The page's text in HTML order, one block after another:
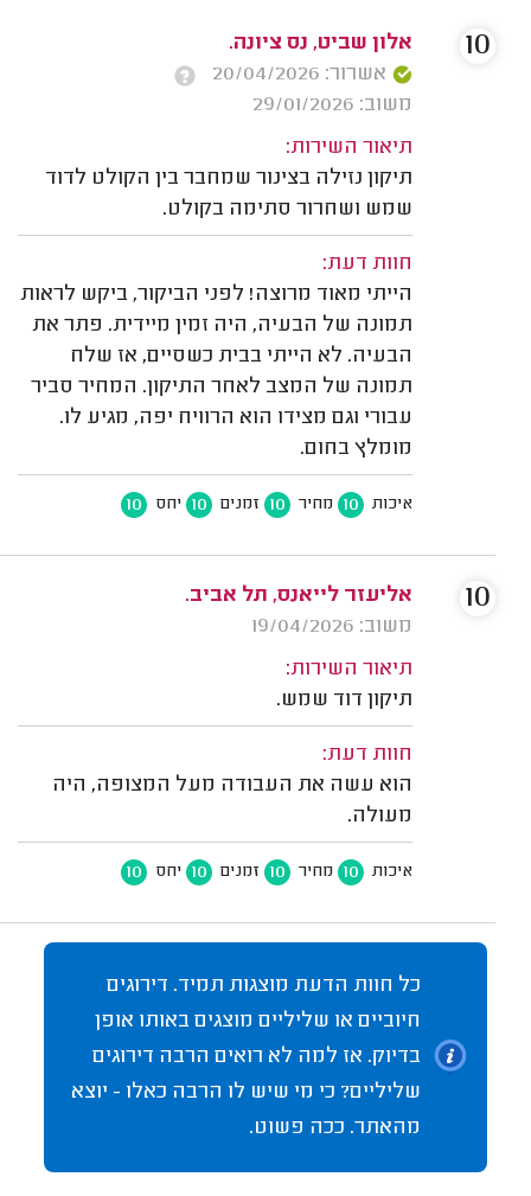
אלון שביט, נס ציונה.
אשרור: 20/04/2026
משוב: 29/01/2026
תיאור השירות:
תיקון נזילה בצינור שמחבר בין הקולט לדוד
שמש ושחרור סתימה בקולט.
חוות דעת:
הייתי מאוד מרוצה! לפני הביקור, ביקש לראות
תמונה של הבעיה, היה זמין מיידית. פתר את
הבעיה. לא הייתי בבית כשסיים, אז שלח
תמונה של המצב לאחר התיקון. המחיר סביר
עבורי וגם מצידו הוא הרוויח יפה, מגיע לו.
מומלץ בחום.
איכות 10 מחיר 10 זמנים 10 יחס 10
10
אליעזר לייאנס, תל אביב.
משוב: 19/04/2026
תיאור השירות:
תיקון דוד שמש.
חוות דעת:
הוא עשה את העבודה מעל המצופה, היה
מעולה.
איכות 10 מחיר 10 זמנים 10 יחס 10
10
כל חוות הדעת מוצגות תמיד. דירוגים
חיוביים או שליליים מוצגים באותו אופן
בדיוק. אז למה לא רואים הרבה דירוגים
שליליים? כי מי שיש לו הרבה כאלו - יוצא
מהאתר. ככה פשוט.